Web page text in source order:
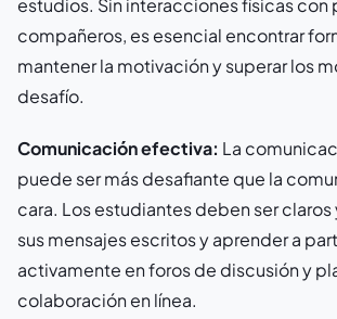
estudios. Sin interacciones físicas con
compañeros, es esencial encontrar
mantener la motivación y superar los
desafío.
Comunicación efectiva: La
puede ser más desafiante que la
cara. Los estudiantes deben ser
sus mensajes escritos y aprender a
activamente en foros de discusión y
colaboración en línea.